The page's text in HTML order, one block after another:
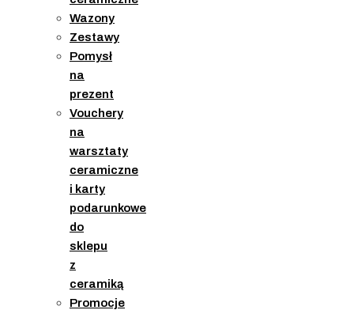
Wazony
Zestawy
Pomysł
na
prezent
Vouchery
na
warsztaty
ceramiczne
i karty
podarunkowe
do
sklepu
z
ceramiką
Promocje